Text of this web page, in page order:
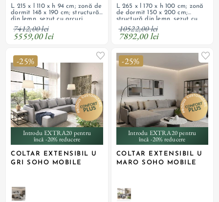
L 215 x l 110 x h 94 cm; zonă de
dormit 148 x 190 cm; structură
din lemn, șezut cu arcuri
ondulate și spumă HR de
înaltă calitate, tapițerie din
material textil; ladă
7412,00 lei
5559,00 lei
L 265 x l 170 x h 100 cm; zonă
de dormit 150 x 200 cm;
structură din lemn, șezut cu
arcuri și spumă HR de înaltă
calitate, tapițerie din material
textil; ladă de depozitare;
10522,00 lei
7892,00 lei
-25%
Introdu EXTRA20 pentru
încă -20% reducere
COLTAR EXTENSIBIL U
GRI SOHO MOBILE
-25%
Introdu EXTRA20 pentru
încă -20% reducere
COLTAR EXTENSIBIL U
MARO SOHO MOBILE